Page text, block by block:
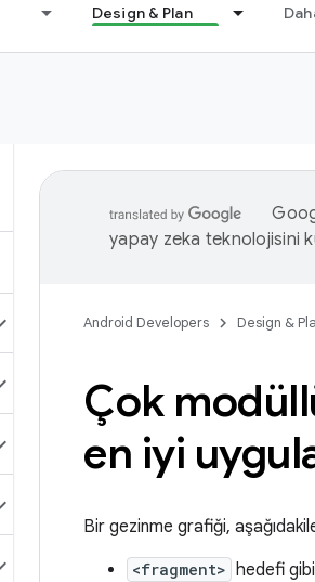
Design & Plan
yapay zeka teknolojisini
Android Developers Design &
Çok
en iyi
Bir gezinme grafiği,
<fragment> hedefi